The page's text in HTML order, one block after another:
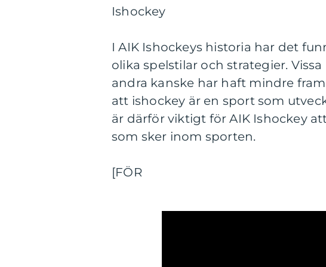
Ishockey
I AIK Ishockeys historia har det
olika spelstilar och strategier.
andra kanske har haft mindre
att ishockey är en sport som
är därför viktigt för AIK Ishockey
som sker inom sporten.
[FÖR